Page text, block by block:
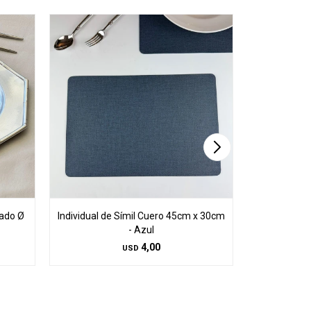
Ø
Individual de Símil Cuero 45cm x 30cm
- Azul
USD 4,00